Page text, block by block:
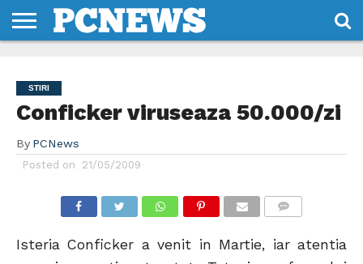
NOI
SI
CONDITII
STIRI
Conficker viruseaza 50.000/zi
By PCNews
Posted on 21/05/2009
Isteria Conficker a venit in Martie, iar atentia